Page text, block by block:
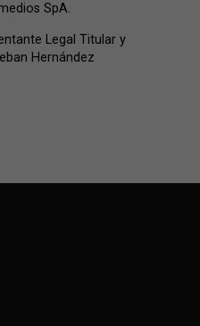
SpA.
Legal Titular y
Hernández